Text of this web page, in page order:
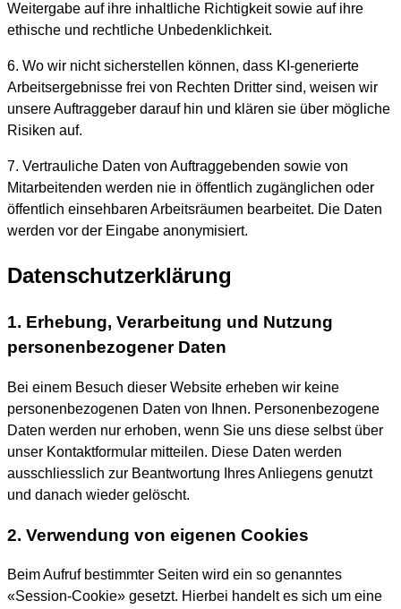
Weitergabe auf ihre inhaltliche Richtigkeit sowie auf ihre
ethische und rechtliche Unbedenklichkeit.
6. Wo wir nicht sicherstellen können, dass KI-generierte
Arbeitsergebnisse frei von Rechten Dritter sind, weisen wir
unsere Auftraggeber darauf hin und klären sie über mögliche
Risiken auf.
7. Vertrauliche Daten von Auftraggebenden sowie von
Mitarbeitenden werden nie in öffentlich zugänglichen oder
öffentlich einsehbaren Arbeitsräumen bearbeitet. Die Daten
werden vor der Eingabe anonymisiert.
Datenschutzerklärung
1. Erhebung, Verarbeitung und Nutzung
personenbezogener Daten
Bei einem Besuch dieser Website erheben wir keine
personenbezogenen Daten von Ihnen. Personenbezogene
Daten werden nur erhoben, wenn Sie uns diese selbst über
unser Kontaktformular mitteilen. Diese Daten werden
ausschliesslich zur Beantwortung Ihres Anliegens genutzt
und danach wieder gelöscht.
2. Verwendung von eigenen Cookies
Beim Aufruf bestimmter Seiten wird ein so genanntes
«Session-Cookie» gesetzt. Hierbei handelt es sich um eine